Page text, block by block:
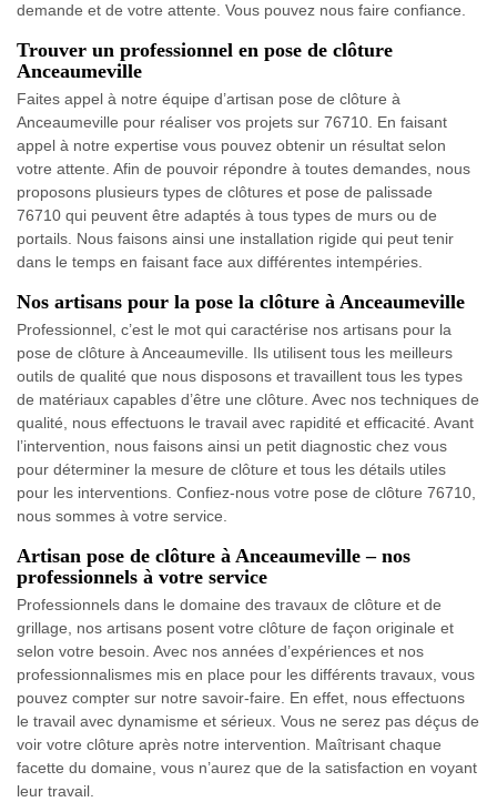
demande et de votre attente. Vous pouvez nous faire confiance.
Trouver un professionnel en pose de clôture
Anceaumeville
Faites appel à notre équipe d’artisan pose de clôture à
Anceaumeville pour réaliser vos projets sur 76710. En faisant
appel à notre expertise vous pouvez obtenir un résultat selon
votre attente. Afin de pouvoir répondre à toutes demandes, nous
proposons plusieurs types de clôtures et pose de palissade
76710 qui peuvent être adaptés à tous types de murs ou de
portails. Nous faisons ainsi une installation rigide qui peut tenir
dans le temps en faisant face aux différentes intempéries.
Nos artisans pour la pose la clôture à Anceaumeville
Professionnel, c’est le mot qui caractérise nos artisans pour la
pose de clôture à Anceaumeville. Ils utilisent tous les meilleurs
outils de qualité que nous disposons et travaillent tous les types
de matériaux capables d’être une clôture. Avec nos techniques de
qualité, nous effectuons le travail avec rapidité et efficacité. Avant
l’intervention, nous faisons ainsi un petit diagnostic chez vous
pour déterminer la mesure de clôture et tous les détails utiles
pour les interventions. Confiez-nous votre pose de clôture 76710,
nous sommes à votre service.
Artisan pose de clôture à Anceaumeville – nos
professionnels à votre service
Professionnels dans le domaine des travaux de clôture et de
grillage, nos artisans posent votre clôture de façon originale et
selon votre besoin. Avec nos années d’expériences et nos
professionnalismes mis en place pour les différents travaux, vous
pouvez compter sur notre savoir-faire. En effet, nous effectuons
le travail avec dynamisme et sérieux. Vous ne serez pas déçus de
voir votre clôture après notre intervention. Maîtrisant chaque
facette du domaine, vous n’aurez que de la satisfaction en voyant
leur travail.